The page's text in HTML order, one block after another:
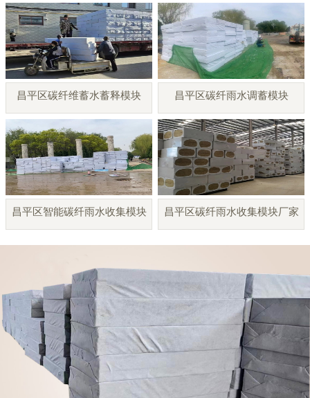
昌平区碳纤维蓄水蓄释模块 昌平区碳纤雨水调蓄模块
昌平区智能碳纤雨水收集模块 昌平区碳纤雨水收集模块厂家